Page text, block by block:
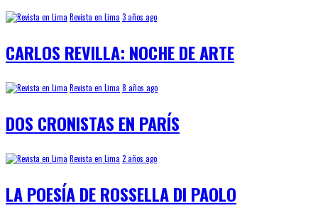
Revista en Lima 3 años ago
CARLOS REVILLA: NOCHE DE ARTE
Revista en Lima 8 años ago
DOS CRONISTAS EN PARÍS
Revista en Lima 2 años ago
LA POESÍA DE ROSSELLA DI PAOLO